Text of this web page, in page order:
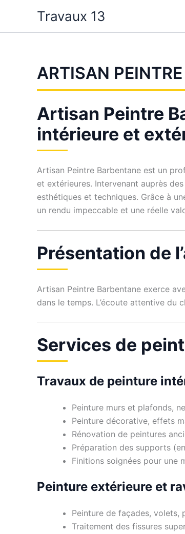
contenu
Travaux 13
ARTISAN
Artisan Peintre
intérieure et
Artisan Peintre Barbentane est un
et extérieures. Intervenant auprès
esthétiques et techniques. Grâce à
un rendu impeccable et une réelle
Présentation de
Artisan Peintre Barbentane exerce
dans le temps. L’écoute attentive
Services de
Travaux de peinture
Peinture murs et plafonds,
Peinture décorative, effets
Rénovation de peintures
Préparation des supports
Finitions soignées pour une
Peinture extérieure et
Peinture de façades, volets,
Traitement des fissures